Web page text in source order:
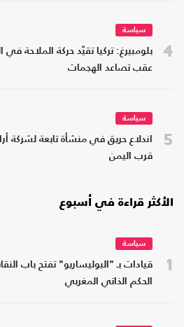
4
سياسة
بلومبيرغ: تركيا تقيّد حركة الملاحة في
عقب تصاعد الهجمات
5
سياسة
اندلاع حريق في منشأة تابعة لشركة
قرب اليمن
الأكثر قراءة في أسبوع
1
سياسة
قيادات بـ "البوليساريو" تفتح باب
الحكم الذاتي المغربي